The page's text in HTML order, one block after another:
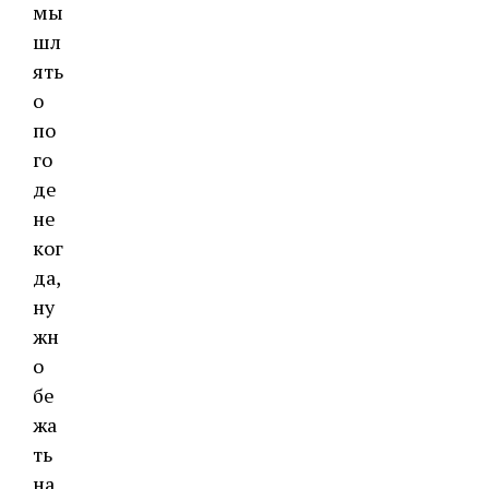
мы
шл
ять
о
по
го
де
не
ког
да,
ну
жн
о
бе
жа
ть
на